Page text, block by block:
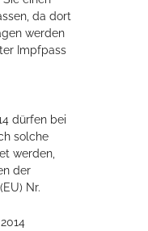
rauschende Meer im
auf der
da dort
werden
Impfpass
dürfen bei
solche
werden,
der
Nr.